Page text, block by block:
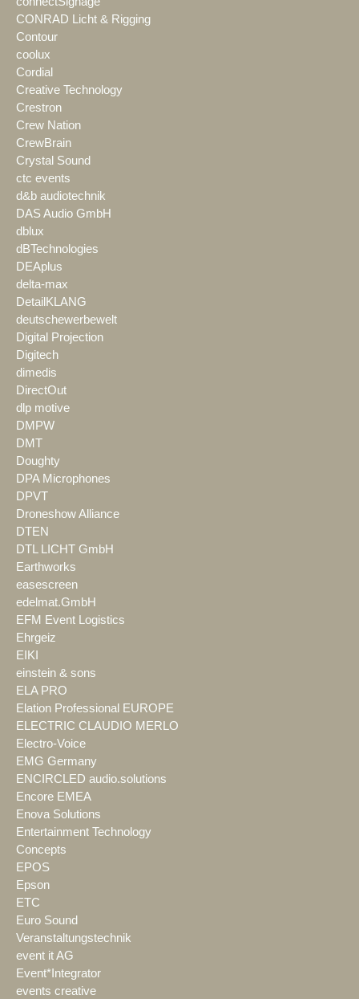
CONRAD Licht & Rigging
Contour
coolux
Cordial
Creative Technology
Crestron
Crew Nation
CrewBrain
Crystal Sound
ctc events
d&b audiotechnik
DAS Audio GmbH
dblux
dBTechnologies
DEAplus
delta-max
DetailKLANG
deutschewerbewelt
Digital Projection
Digitech
dimedis
DirectOut
dlp motive
DMPW
DMT
Doughty
DPA Microphones
DPVT
Droneshow Alliance
DTEN
DTL LICHT GmbH
Earthworks
easescreen
edelmat.GmbH
EFM Event Logistics
Ehrgeiz
EIKI
einstein & sons
ELA PRO
Elation Professional EUROPE
ELECTRIC CLAUDIO MERLO
Electro-Voice
EMG Germany
ENCIRCLED audio.solutions
Encore EMEA
Enova Solutions
Entertainment Technology
Concepts
EPOS
Epson
ETC
Euro Sound
Veranstaltungstechnik
event it AG
Event*Integrator
events creative